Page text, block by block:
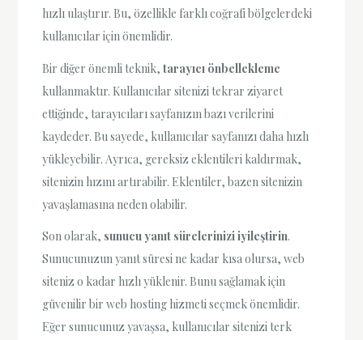
hızlı ulaştırır. Bu, özellikle farklı coğrafi bölgelerdeki
kullanıcılar için önemlidir.
Bir diğer önemli teknik,tarayıcı önbellekleme
kullanmaktır. Kullanıcılar sitenizi tekrar ziyaret
ettiğinde, tarayıcıları sayfanızın bazı verilerini
kaydeder. Bu sayede, kullanıcılar sayfanızı daha hızlı
yükleyebilir. Ayrıca, gereksiz eklentileri kaldırmak,
sitenizin hızını artırabilir. Eklentiler, bazen sitenizin
yavaşlamasına neden olabilir.
Son olarak, sunucu yanıt sürelerinizi iyileştirin.
Sunucunuzun yanıt süresi ne kadar kısa olursa, web
siteniz o kadar hızlı yüklenir. Bunu sağlamak için
güvenilir bir web hosting hizmeti seçmek önemlidir.
Eğer sunucunuz yavaşsa, kullanıcılar sitenizi terk